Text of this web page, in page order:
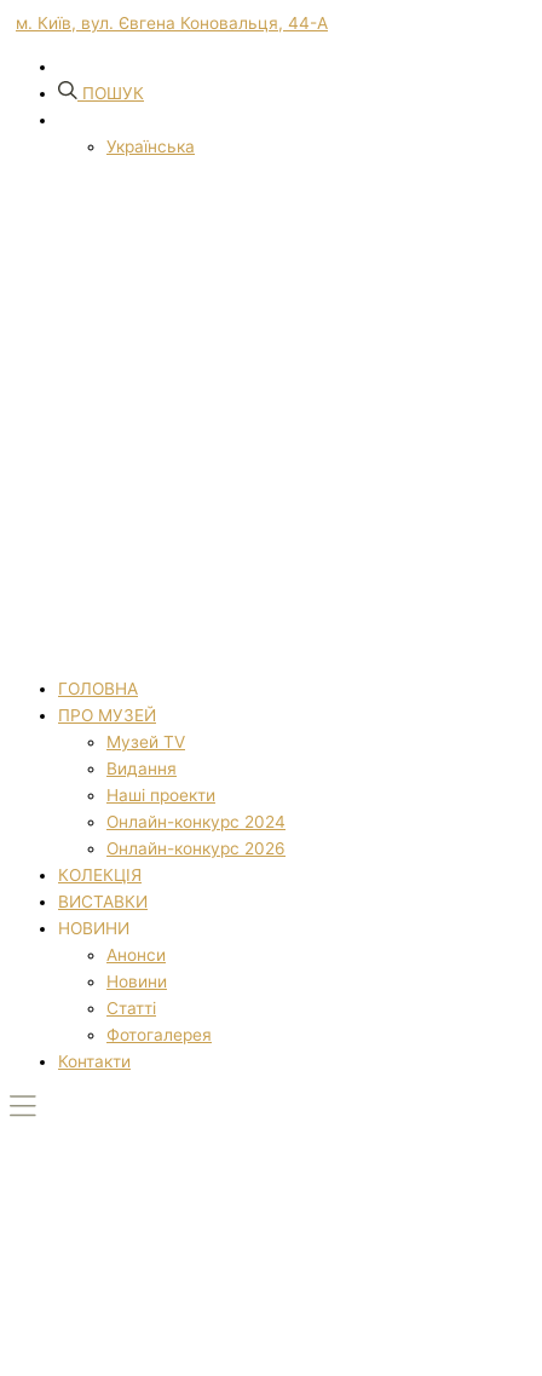
м. Київ, вул. Євгена Коновальця, 44-А
ПОШУК
Українська
ГОЛОВНА
ПРО МУЗЕЙ
Музей TV
Видання
Наші проекти
Онлайн-конкурс 2024
Онлайн-конкурс 2026
КОЛЕКЦІЯ
ВИСТАВКИ
НОВИНИ
Анонси
Новини
Статті
Фотогалерея
Контакти